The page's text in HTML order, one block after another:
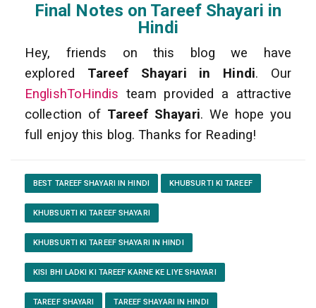
Final Notes on Tareef Shayari in
Hindi
Hey, friends on this blog we have
explored Tareef Shayari in Hindi. Our
EnglishToHindis team provided a attractive
collection of Tareef Shayari. We hope you
full enjoy this blog. Thanks for Reading!
BEST TAREEF SHAYARI IN HINDI KHUBSURTI KI TAREEF
KHUBSURTI KI TAREEF SHAYARI
KHUBSURTI KI TAREEF SHAYARI IN HINDI
KISI BHI LADKI KI TAREEF KARNE KE LIYE SHAYARI
TAREEF SHAYARI TAREEF SHAYARI IN HINDI